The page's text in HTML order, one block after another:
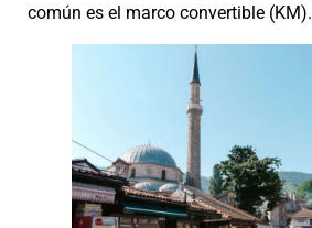
común es el marco convertible (KM).